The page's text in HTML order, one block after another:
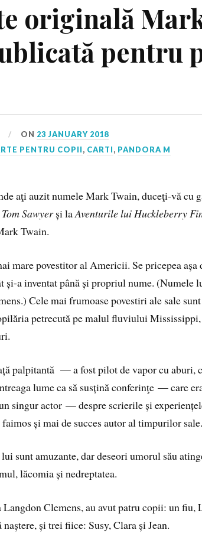
originală
pentru
ON 23 JANUARY 2018
PENTRU COPII, CARTI, PANDORA M
aţi auzit numele Mark Twain, duceţi-vă cu
Sawyerși laAventurile lui Huckleberry
Twain.
mare povestitor al Americii. Se pricepea așa
și-a inventat până și propriul nume. (Numele
Cele mai frumoase povestiri ale sale
petrecută pe malul fluviului
palpitantă — a fost pilot de vapor cu aburi,
lume ca să susțină conferinţe — care
singur actor — despre scrierile și
și mai de succes autor al timpurilor sale.
sunt amuzante, dar deseori umorul său
lăcomia și nedreptatea.
Clemens, au avut patru copii: un fiu,
și trei fiice: Susy, Clara și Jean.